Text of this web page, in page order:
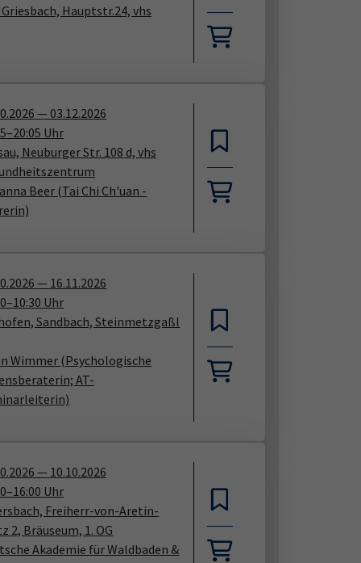
Griesbach, Hauptstr.24, vhs
— 03.12.2026
–20:05 Uhr
Neuburger Str. 108 d, vhs
Beer (Tai Chi Ch'uan -
— 16.11.2026
–10:30 Uhr
Sandbach, Steinmetzgaßl
Wimmer (Psychologische
AT-
— 10.10.2026
–16:00 Uhr
Freiherr-von-Aretin-
2, Bräuseum, 1. OG
Akademie für Waldbaden &